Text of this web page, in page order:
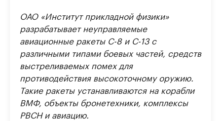
ОАО «Институт прикладной физики»
разрабатывает неуправляемые
авиационные ракеты С-8 и С-13 с
различными типами боевых частей, средств
выстреливаемых помех для
противодействия высокоточному оружию.
Такие ракеты устанавливаются на корабли
ВМФ, объекты бронетехники, комплексы
РВСН и авиацию.